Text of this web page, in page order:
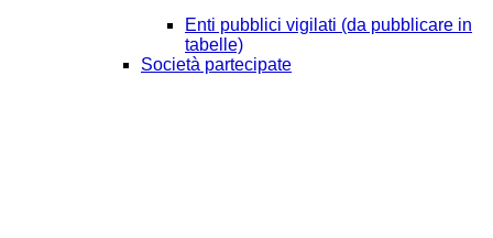
Enti pubblici vigilati (da pubblicare in
tabelle)
Società partecipate